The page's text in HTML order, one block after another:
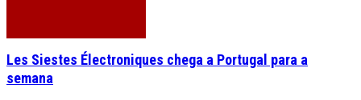
Les Siestes Électroniques chega a Portugal para a
semana